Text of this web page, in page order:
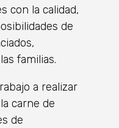
con la calidad,
de
familias.
a realizar
carne de
de